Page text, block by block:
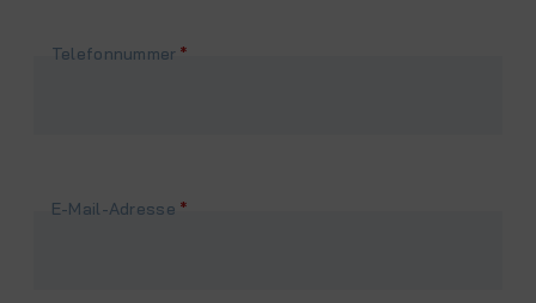
Pflichtfeld
Telefonnummer *
Pflichtfeld
E-Mail-Adresse *